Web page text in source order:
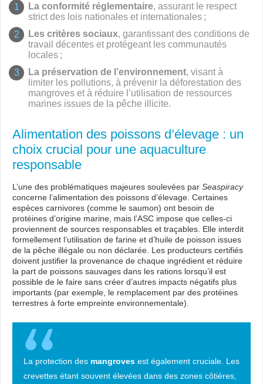
La conformité réglementaire, assurant le respect
strict des lois nationales et internationales ;
Les critères sociaux, garantissant des conditions de
travail décentes et protégeant les communautés
locales ;
La préservation de l’environnement, visant à
limiter les pollutions, à prévenir la déforestation des
mangroves et à réduire l’utilisation de ressources
marines issues de la pêche illicite.
Alimentation des poissons d’élevage : un
choix crucial pour une aquaculture
responsable
L’une des problématiques majeures soulevées par Seaspiracy
concerne l’alimentation des poissons d’élevage. Certaines
espèces carnivores (comme le saumon) ont besoin de
protéines d’origine marine, mais l’ASC impose que celles-ci
proviennent de sources responsables et traçables. Elle interdit
formellement l’utilisation de farine et d’huile de poisson issues
de la pêche illégale ou non déclarée. Les producteurs certifiés
doivent justifier la provenance de chaque ingrédient et réduire
la part de poissons sauvages dans les rations lorsqu’il est
possible de le faire sans créer d’autres impacts négatifs plus
importants (par exemple, le remplacement par des protéines
terrestres à forte empreinte environnementale).
La protection des mangroves est également cruciale. Les
crevettes étant souvent élevées dans des zones côtières,